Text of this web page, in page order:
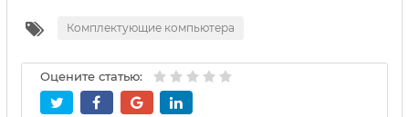
Комплектующие компьютера
Оцените статью: